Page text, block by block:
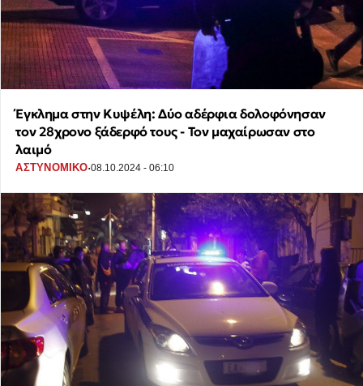
Έγκλημα στην Κυψέλη: Δύο αδέρφια δολοφόνησαν
τον 28χρονο ξάδερφό τους - Τον μαχαίρωσαν στο
λαιμό
ΑΣΤΥΝΟΜΙΚΟ·08.10.2024 - 06:10